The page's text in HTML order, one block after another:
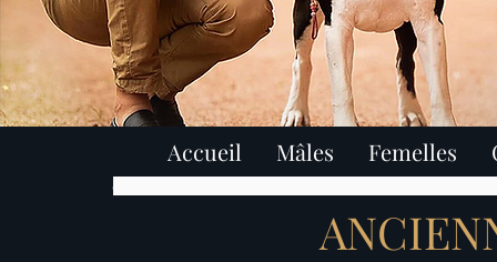
Accueil Mâles Femelles
élevage american staffordshire terrier paris ile de